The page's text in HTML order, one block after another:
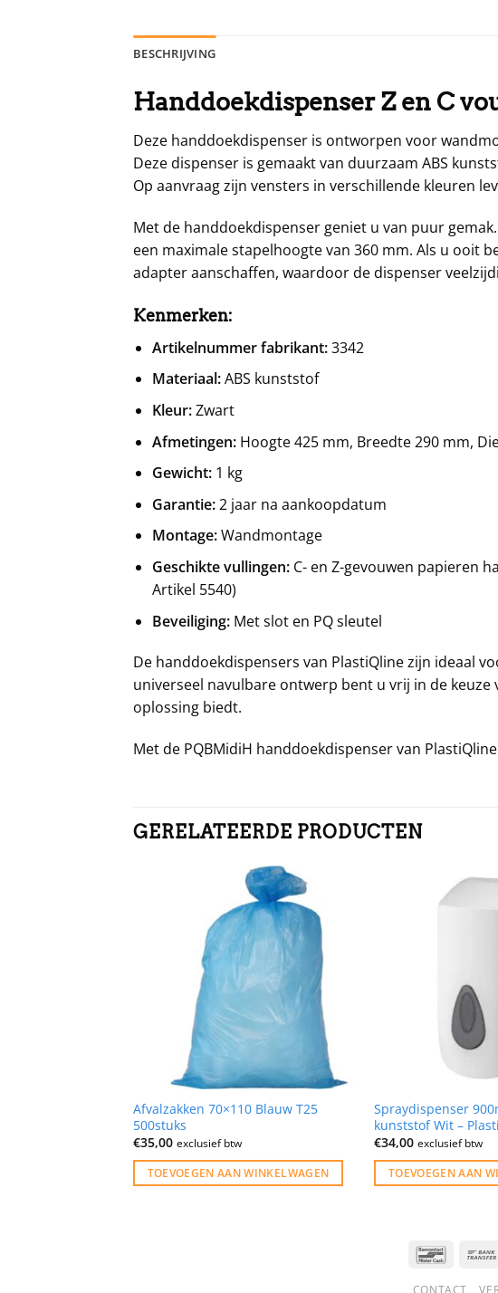
BESCHRIJVING
Handdoekdispenser Z en C
Deze handdoekdispenser is ontworpen voor
Deze dispenser is gemaakt van duurzaam ABS
Op aanvraag zijn vensters in verschillende kleuren
Met de handdoekdispenser geniet u van puur
een maximale stapelhoogte van 360 mm. Als u ooit
adapter aanschaffen, waardoor de dispenser
Kenmerken:
Artikelnummer fabrikant:3342
Materiaal:ABS kunststof
Kleur:Zwart
Afmetingen:Hoogte 425 mm, Breedte 290 mm,
Gewicht:1 kg
Garantie:2 jaar na aankoopdatum
Montage:Wandmontage
Geschikte vullingen:C- en Z-gevouwen papieren
Artikel 5540)
Beveiliging:Met slot en PQ sleutel
De handdoekdispensers van PlastiQline zijn ideaal
universeel navulbare ontwerp bent u vrij in de
oplossing biedt.
Met de PQBMidiH handdoekdispenser van
GERELATEERDE PRODUCTEN
Afvalzakken 70×110 Blauw T25
500stuks
€35,00 exclusief btw
TOEVOEGEN AAN WINKELWAGEN
Spraydispenser
kunststof Wit –
€34,00 exclusief btw
TOEVOEGEN AAN